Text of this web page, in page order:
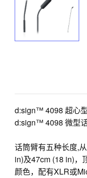
d:sign™ 4098 超心
d:sign™ 4098 微型
话筒臂有五种长度,
in)及47cm (18 in)，
颜色，配有XLR或